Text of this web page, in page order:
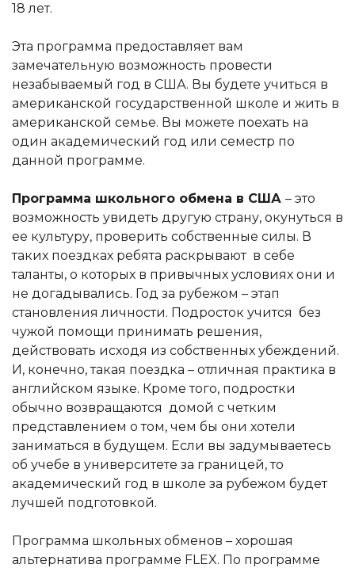
18 лет.
Эта программа предоставляет вам
замечательную возможность провести
незабываемый год в США. Вы будете учиться в
американской государственной школе и жить в
американской семье. Вы можете поехать на
один академический год или семестр по
данной программе.
Программа школьного обмена в США – это
возможность увидеть другую страну, окунуться в
ее культуру, проверить собственные силы. В
таких поездках ребята раскрывают в себе
таланты, о которых в привычных условиях они и
не догадывались. Год за рубежом – этап
становления личности. Подросток учится без
чужой помощи принимать решения,
действовать исходя из собственных убеждений.
И, конечно, такая поездка – отличная практика в
английском языке. Кроме того, подростки
обычно возвращаются домой с четким
представлением о том, чем бы они хотели
заниматься в будущем. Если вы задумываетесь
об учебе в университете за границей, то
академический год в школе за рубежом будет
лучшей подготовкой.
Программа школьных обменов – хорошая
альтернатива программе FLEX. По программе